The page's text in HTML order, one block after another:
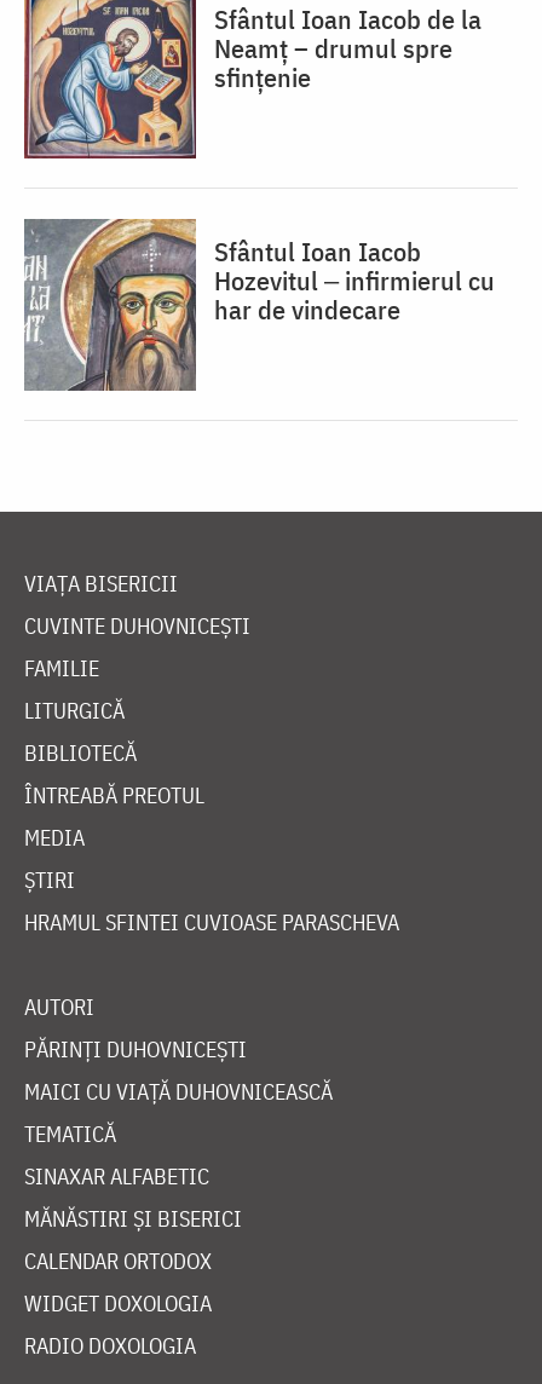
Sfântul Ioan Iacob de la
Neamț – drumul spre
sfințenie
Sfântul Ioan Iacob
Hozevitul ‒ infirmierul cu
har de vindecare
VIAȚA BISERICII
CUVINTE DUHOVNICEȘTI
FAMILIE
LITURGICĂ
BIBLIOTECĂ
ÎNTREABĂ PREOTUL
MEDIA
ȘTIRI
HRAMUL SFINTEI CUVIOASE PARASCHEVA
AUTORI
PĂRINȚI DUHOVNICEȘTI
MAICI CU VIAȚĂ DUHOVNICEASCĂ
TEMATICĂ
SINAXAR ALFABETIC
MĂNĂSTIRI ȘI BISERICI
CALENDAR ORTODOX
WIDGET DOXOLOGIA
RADIO DOXOLOGIA